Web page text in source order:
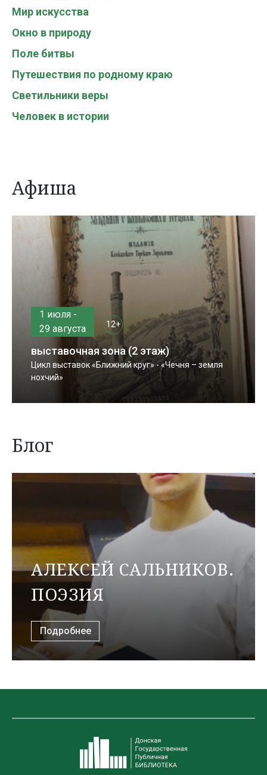
Мир искусства
Окно в природу
Поле битвы
Путешествия по родному краю
Светильники веры
Человек в истории
Афиша
1 июля -
29 августа
12+
выставочная зона (2 этаж)
Цикл выставок «Ближний круг» - «Чечня – земля
нохчий»
Блог
АЛЕКСЕЙ САЛЬНИКОВ.
ПОЭЗИЯ
Подробнее